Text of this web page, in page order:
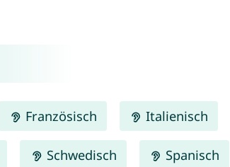
Französisch Italienisch
Schwedisch Spanisch